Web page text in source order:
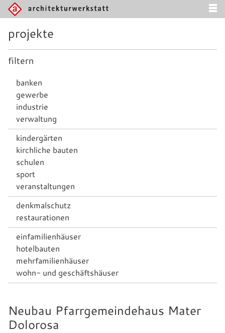
projekte
filtern
banken
gewerbe
industrie
verwaltung
kindergärten
kirchliche bauten
schulen
sport
veranstaltungen
denkmalschutz
restaurationen
einfamilienhäuser
hotelbauten
mehrfamilienhäuser
wohn- und geschäftshäuser
Neubau Pfarrgemeindehaus Mater
Dolorosa